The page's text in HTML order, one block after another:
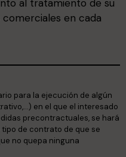
al tratamiento de su
en cada
para la ejecución de algún
en el que el interesado
precontractuales, se hará
de contrato de que se
no quepa ninguna